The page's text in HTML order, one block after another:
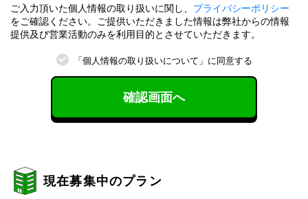
ご⼊⼒頂いた個⼈情報の取り扱いに関し、 プライバシーポリシー
をご確認ください。ご提供いただきました情報は弊社からの情報
提供及び営業活動のみを利⽤⽬的とさせていただきます。
「個⼈情報の取り扱いについて」に同意する
確認画面へ
現在募集中のプラン